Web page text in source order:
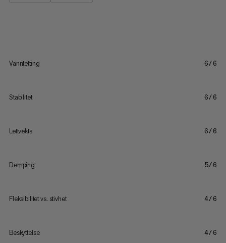
Vanntetting 6/6
Stabilitet 6/6
Lettvekts 6/6
Demping 5/6
Fleksibilitet vs. stivhet 4/6
Beskyttelse 4/6